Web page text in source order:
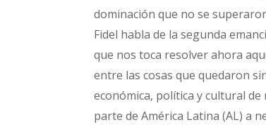
dominación que no se
Fidel habla de la segunda
que nos toca resolver ahora
entre las cosas que quedaron
económica, política y cultural
parte de América Latina (AL) a